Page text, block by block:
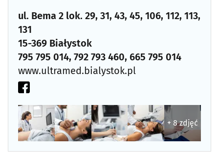
Hepatologia(7)
Implantologia (15)
Interna (interniści) (13)
Kardiologia
Laboratoria analityczne(11)
Laryngologia(34)
ul. Bema 2 lok. 29, 31, 43, 45, 106, 112, 113,
131
15-369 Białystok
795 795 014, 792 793 460, 665 795 014
www.ultramed.bialystok.pl
+ 8 zdjęć